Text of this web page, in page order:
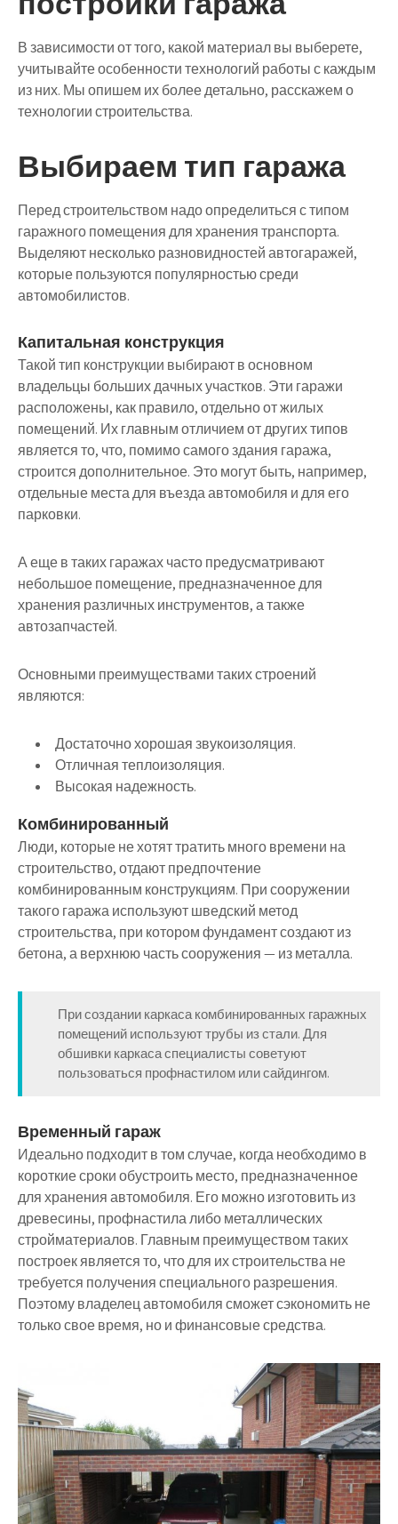
В зависимости от того, какой материал вы выберете,
учитывайте особенности технологий работы с каждым
из них. Мы опишем их более детально, расскажем о
технологии строительства.
Выбираем тип гаража
Перед строительством надо определиться с типом
гаражного помещения для хранения транспорта.
Выделяют несколько разновидностей автогаражей,
которые пользуются популярностью среди
автомобилистов.
Капитальная конструкция
Такой тип конструкции выбирают в основном
владельцы больших дачных участков. Эти гаражи
расположены, как правило, отдельно от жилых
помещений. Их главным отличием от других типов
является то, что, помимо самого здания гаража,
строится дополнительное. Это могут быть, например,
отдельные места для въезда автомобиля и для его
парковки.
А еще в таких гаражах часто предусматривают
небольшое помещение, предназначенное для
хранения различных инструментов, а также
автозапчастей.
Основными преимуществами таких строений
являются:
Достаточно хорошая звукоизоляция.
Отличная теплоизоляция.
Высокая надежность.
Комбинированный
Люди, которые не хотят тратить много времени на
строительство, отдают предпочтение
комбинированным конструкциям. При сооружении
такого гаража используют шведский метод
строительства, при котором фундамент создают из
бетона, а верхнюю часть сооружения — из металла.
При создании каркаса комбинированных гаражных
помещений используют трубы из стали. Для
обшивки каркаса специалисты советуют
пользоваться профнастилом или сайдингом.
Временный гараж
Идеально подходит в том случае, когда необходимо в
короткие сроки обустроить место, предназначенное
для хранения автомобиля. Его можно изготовить из
древесины, профнастила либо металлических
стройматериалов. Главным преимуществом таких
построек является то, что для их строительства не
требуется получения специального разрешения.
Поэтому владелец автомобиля сможет сэкономить не
только свое время, но и финансовые средства.